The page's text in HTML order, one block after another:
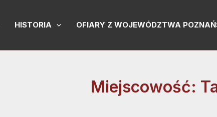
HISTORIA OFIARY Z WOJEWÓDZTWA
Miejscowość: